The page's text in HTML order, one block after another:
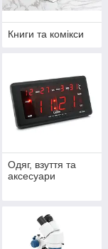
Книги та комікси
Одяг, взуття та
аксесуари